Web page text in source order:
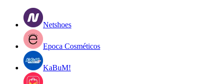
Netshoes
Epoca Cosméticos
KaBuM!